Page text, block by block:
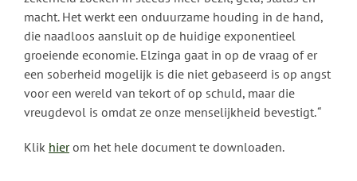
macht. Het werkt een onduurzame houding in de hand,
die naadloos aansluit op de huidige exponentieel
groeiende economie. Elzinga gaat in op de vraag of er
een soberheid mogelijk is die niet gebaseerd is op angst
voor een wereld van tekort of op schuld, maar die
vreugdevol is omdat ze onze menselijkheid bevestigt.“
Klik hierom het hele document te downloaden.